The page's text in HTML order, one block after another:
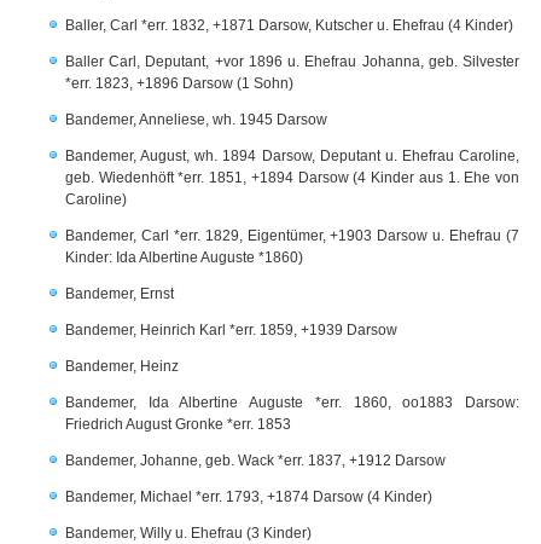
Baller, Carl *err. 1832, +1871 Darsow, Kutscher u. Ehefrau (4 Kinder)
Baller Carl, Deputant, +vor 1896 u. Ehefrau Johanna, geb. Silvester
*err. 1823, +1896 Darsow (1 Sohn)
Bandemer, Anneliese, wh. 1945 Darsow
Bandemer, August, wh. 1894 Darsow, Deputant u. Ehefrau Caroline,
geb. Wiedenhöft *err. 1851, +1894 Darsow (4 Kinder aus 1. Ehe von
Caroline)
Bandemer, Carl *err. 1829, Eigentümer, +1903 Darsow u. Ehefrau (7
Kinder: Ida Albertine Auguste *1860)
Bandemer, Ernst
Bandemer, Heinrich Karl *err. 1859, +1939 Darsow
Bandemer, Heinz
Bandemer, Ida Albertine Auguste *err. 1860, oo1883 Darsow:
Friedrich August Gronke *err. 1853
Bandemer, Johanne, geb. Wack *err. 1837, +1912 Darsow
Bandemer, Michael *err. 1793, +1874 Darsow (4 Kinder)
Bandemer, Willy u. Ehefrau (3 Kinder)